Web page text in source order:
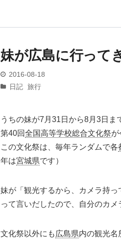
2016-08-18
妹が広島に行って
日記 旅行
うちの妹が7月31日から8月3日ま
第40回全国高等学校総合文化祭が
この文化祭は、毎年ランダムで各
年は宮城県です）
妹が「観光するから、カメラ持っ
って言いだしたので、自分のカメ
文化祭以外にも 広島県内の観光名